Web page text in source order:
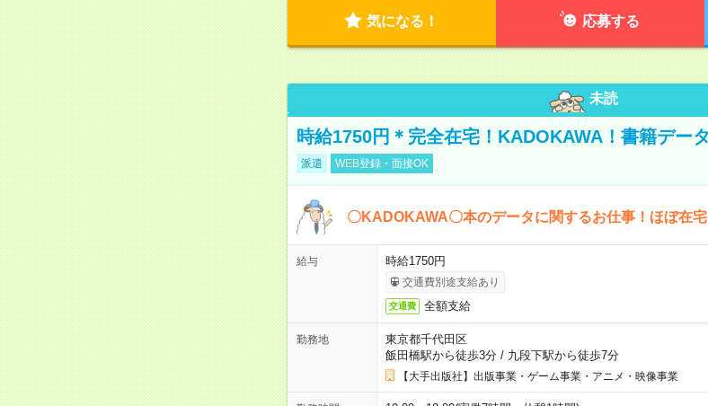
気になる！ 応募する
未読
時給1750円＊完全在宅！KADOKAWA！書籍デー
派遣 WEB登録・面接OK
〇KADOKAWA〇本のデータに関するお仕事！ほぼ在宅
給与 時給1750円
交通費別途支給あり
交通費 全額支給
勤務地
東京都千代田区
飯田橋駅から徒歩3分/ 九段下駅から徒歩7分
【大手出版社】出版事業・ゲーム事業・アニメ・映像事業